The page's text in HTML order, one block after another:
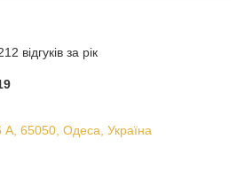
відгуків за рік
А, 65050, Одеса, Україна